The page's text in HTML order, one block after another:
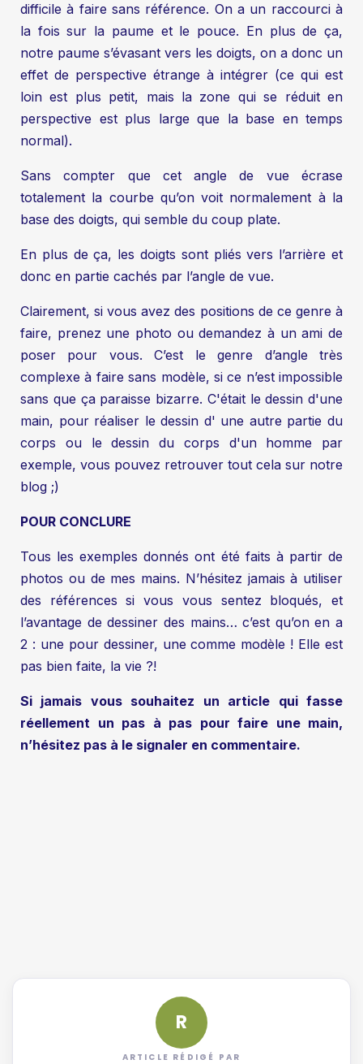
difficile à faire sans référence. On a un raccourci à
la fois sur la paume et le pouce. En plus de ça,
notre paume s’évasant vers les doigts, on a donc un
effet de perspective étrange à intégrer (ce qui est
loin est plus petit, mais la zone qui se réduit en
perspective est plus large que la base en temps
normal).
Sans compter que cet angle de vue écrase
totalement la courbe qu’on voit normalement à la
base des doigts, qui semble du coup plate.
En plus de ça, les doigts sont pliés vers l’arrière et
donc en partie cachés par l’angle de vue.
Clairement, si vous avez des positions de ce genre à
faire, prenez une photo ou demandez à un ami de
poser pour vous. C’est le genre d’angle très
complexe à faire sans modèle, si ce n’est impossible
sans que ça paraisse bizarre. C'était le dessin d'une
main, pour réaliser le dessin d' une autre partie du
corps ou ledessin du corps d'un homme par
exemple, vous pouvez retrouver tout cela sur notre
blog ;)
POUR CONCLURE
Tous les exemples donnés ont été faits à partir de
photos ou de mes mains. N’hésitez jamais à utiliser
des références si vous vous sentez bloqués, et
l’avantage de dessiner des mains… c’est qu’on en a
2 : une pour dessiner, une comme modèle ! Elle est
pas bien faite, la vie ?!
Si jamais vous souhaitez un article qui fasse
réellement un pas à pas pour faire une main,
n’hésitez pas à le signaler en commentaire.
R
ARTICLE RÉDIGÉ PAR